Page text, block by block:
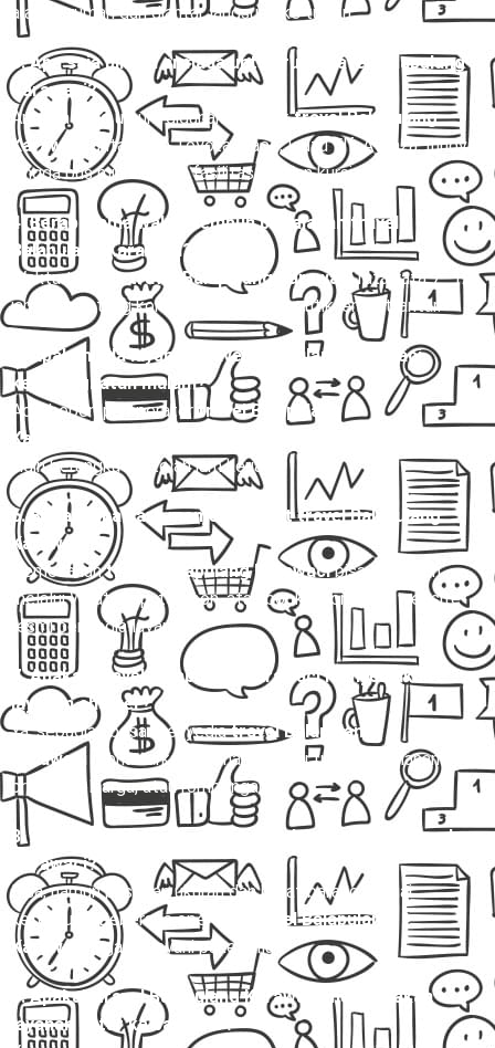
alamat rumah dan diantar langsung ke tujuan.
3. Apa saja pilihan armada untuk rute travel Balapulang
Karawaci?
Armada yang umum digunakan untuktravel Balapulang
Karawaci
antara lain Toyota Hiace, Isuzu Elf, Avanza, Innova,
hingga bus mini dengan fasilitas AC dan kursi reclining.
4. Berapa lama waktu tempuh perjalanan travel
Balapulang Karawaci?
Waktu tempuhtravel Balapulang Karawacirata-rata 7–12
jam, tergantung kondisi lalu lintas dan titik jemput-antar.
5. Apakah ada layanan travel Balapulang Karawaci
keberangkatan malam?
Ada, beberapa operator travel Balapulang
Karawaci
ingin berangkat setelah jam kerja.
6. Bagaimana cara memesan tiket travel Balapulang
Karawaci?
Pemesanantravel Balapulang Karawacibisa dilakukan
melalui WhatsApp, telepon, atau booking online di website
resmi penyedia layanan.
7. Apakah travel Balapulang Karawaci menyediakan
layanan charter?
Ya, sebagian besar penyediatravel Balapulang
Karawaci menawarkan layanan charter untuk perjalanan
pribadi, keluarga, atau rombongan.
8. Apakah bisa membawa barang dalam travel Balapulang
Karawaci?
Bisa, namun pastikan ukuran dan berat barang sesuai
ketentuan. Beberapa operator
travel Balapulang
Karawaci
juga melayani paket kilat.
9. Apakah travel Balapulang Karawaci menyediakan
layanan antar ke bandara ?